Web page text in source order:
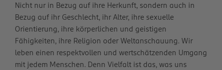
Nicht nur in Bezug auf ihre Herkunft, sondern auch in
Bezug auf ihr Geschlecht, ihr Alter, ihre sexuelle
Orientierung, ihre körperlichen und geistigen
Fähigkeiten, ihre Religion oder Weltanschauung. Wir
leben einen respektvollen und wertschätzenden Umgang
mit jedem Menschen. Denn Vielfalt ist das, was uns